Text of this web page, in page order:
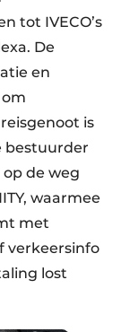
tot IVECO’s
De
en
is
bestuurder
de weg
waarmee
met
verkeersinfo
lost